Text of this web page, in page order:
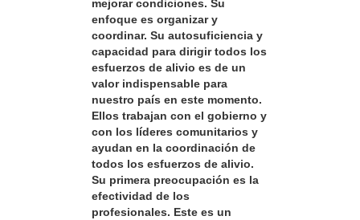
mejorar condiciones. Su
enfoque es organizar y
coordinar. Su autosuficiencia y
capacidad para dirigir todos los
esfuerzos de alivio es de un
valor indispensable para
nuestro país en este momento.
Ellos trabajan con el gobierno y
con los líderes comunitarios y
ayudan en la coordinación de
todos los esfuerzos de alivio.
Su primera preocupación es la
efectividad de los
profesionales. Este es un